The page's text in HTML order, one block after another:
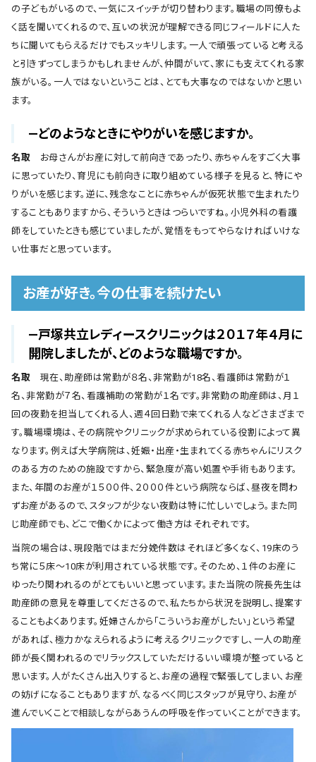
の子どもがいるので、一気にスイッチが切り替わります。職場の同僚もよ
く話を聞いてくれるので、互いの状況が理解できる同じフィールドに人た
ちに聞いてもらえるだけでもスッキリします。一人で頑張っていると考える
と引きずってしまうかもしれませんが、仲間がいて、家にも支えてくれる家
族がいる。一人ではないということは、とても大事なのではないかと思い
ます。
―どのようなときにやりがいを感じますか。
名取 お母さんがお産に対して前向きであったり、赤ちゃんをすごく大事
に思っていたり、育児にも前向きに取り組めている様子を見ると、特にや
りがいを感じます。逆に、残念なことに赤ちゃんが仮死状態で生まれたり
することもありますから、そういうときはつらいですね。小児外科の看護
師をしていたときも感じていましたが、覚悟をもってやらなければいけな
い仕事だと思っています。
お産が好き。今の仕事を続けたい
―戸塚共立レディースクリニックは２０１７年４月に
開院しましたが、どのような職場ですか。
名取 現在、助産師は常勤が８名、非常勤が18名、看護師は常勤が１
名、非常勤が７名、看護補助の常勤が１名です。非常勤の助産師は、月１
回の夜勤を担当してくれる人、週４回日勤で来てくれる人などさまざまで
す。職場環境は、その病院やクリニックが求められている役割によって異
なります。例えば大学病院は、妊娠・出産・生まれてくる赤ちゃんにリスク
のある方のための施設ですから、緊急度が高い処置や手術もあります。
また、年間のお産が１５００件、２０００件という病院ならば、昼夜を問わ
ずお産があるので、スタッフが少ない夜勤は特に忙しいでしょう。また同
じ助産師でも、どこで働くかによって働き方はそれぞれです。
当院の場合は、現段階ではまだ分娩件数はそれほど多くなく、19床のう
ち常に５床〜10床が利用されている状態です。そのため、１件のお産に
ゆったり関われるのがとてもいいと思っています。また当院の院長先生は
助産師の意見を尊重してくださるので、私たちから状況を説明し、提案す
ることもよくあります。妊婦さんから「こういうお産がしたい」という希望
があれば、極力かなえられるように考えるクリニックですし、一人の助産
師が長く関われるのでリラックスしていただけるいい環境が整っていると
思います。人がたくさん出入りすると、お産の過程で緊張してしまい、お産
の妨げになることもありますが、なるべく同じスタッフが見守り、お産が
進んでいくことで相談しながらあうんの呼吸を作っていくことができます。